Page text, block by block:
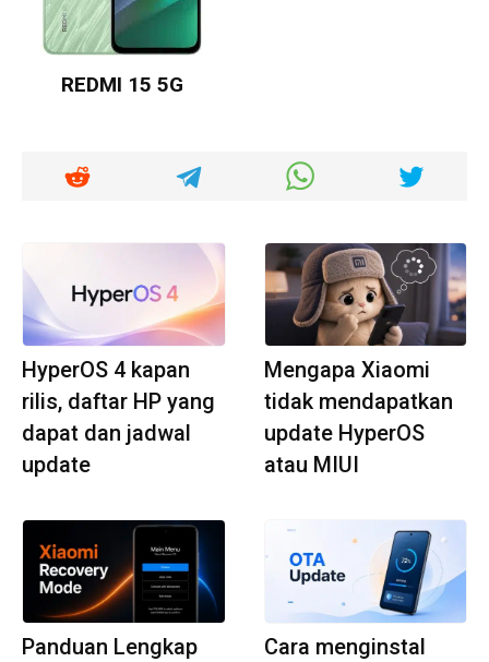
REDMI 15 5G
HyperOS 4 kapan
rilis, daftar HP yang
dapat dan jadwal
update
Mengapa Xiaomi
tidak mendapatkan
update HyperOS
atau MIUI
Panduan Lengkap
Cara menginstal